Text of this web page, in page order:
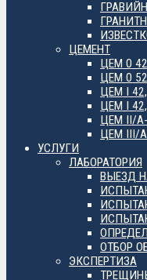
ЦЕМЕНТ
ЦЕМ 0
ЦЕМ 0
ЦЕМ I
ЦЕМ I
ЦЕМ II/
ЦЕМ III/
УСЛУГИ
ЛАБОРАТОРИЯ
ВЫЕЗД
ОТБОР
ЭКСПЕРТИЗА